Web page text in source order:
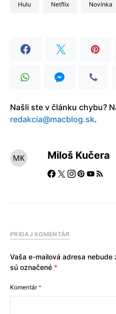
Hulu Netflix Novinka
Našli ste v článku chybu?
redakcia@macblog.sk.
Miloš Kučera
PRIDAJ KOMENTÁR
Vaša e-mailová adresa nebude
sú označené *
Komentár*